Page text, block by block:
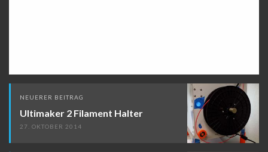
Beitragsnavigation
NEUERER BEITRAG
Ultimaker 2 Filament Halter
27. OKTOBER 2014